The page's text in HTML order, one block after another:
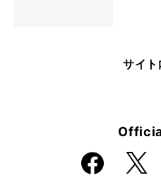
サイト
Faceboo
k
X